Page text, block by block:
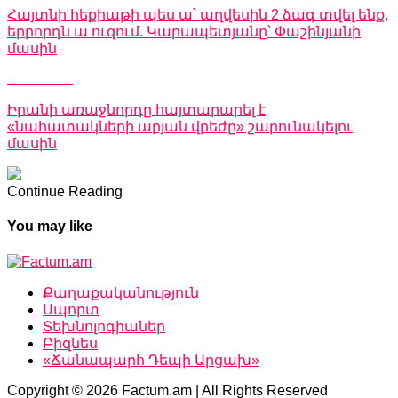
Հայտնի հեքիաթի պես ա՝ աղվեսին 2 ձագ տվել ենք,
երրորդն ա ուզում. Կարապետյանը՝ Փաշինյանի
մասին
Իրանի առաջնորդը հայտարարել է
«նահատակների արյան վրեժը» շարունակելու
մասին
Continue Reading
You may like
Քաղաքականություն
Սպորտ
Տեխնոլոգիաներ
Բիզնես
«Ճանապարհ Դեպի Արցախ»
Copyright © 2026 Factum.am | All Rights Reserved